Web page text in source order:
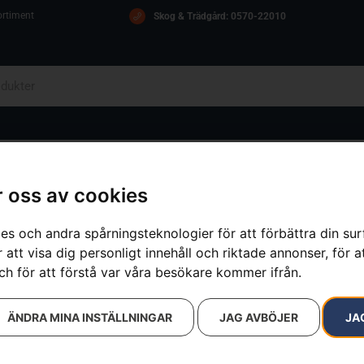
oss av cookies
och andra spårningsteknologier för att förbättra din
visa dig personligt innehåll och riktade annonser, för
för att förstå var våra besökare kommer ifrån.
JAG AVBÖJER
ÄNDRA MINA INSTÄLLNINGAR
Skog & Trädgård: 0570-22010